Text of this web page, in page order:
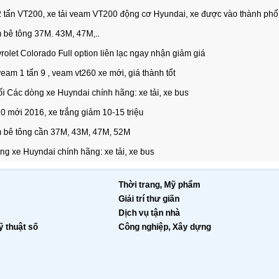
tấn VT200, xe tải veam VT200 động cơ Hyundai, xe được vào thành phố
tông 37M. 43M, 47M,..
Colorado Full option liên lạc ngay nhận giảm giá
1 tấn 9 , veam vt260 xe mới, giá thành tốt
Các dòng xe Huyndai chính hãng: xe tải, xe bus
mới 2016, xe trắng giảm 10-15 triệu
tông cần 37M, 43M, 47M, 52M
xe Huyndai chính hãng: xe tải, xe bus
thuật số
Thời trang, Mỹ phẩm
Giải trí thư giãn
Dịch vụ tận nhà
Công nghiệp, Xây dựng